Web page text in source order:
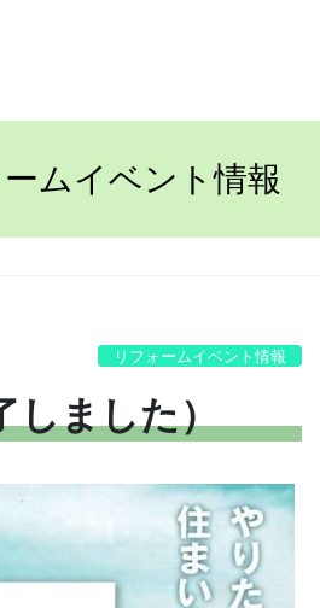
ムイベント情報
リフォームイベント情報
しました）